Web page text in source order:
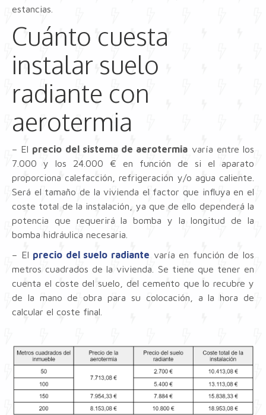
estancias.
Cuánto cuesta
instalar suelo
radiante con
aerotermia
– El precio del sistema de aerotermia varía entre los
7.000 y los 24.000 € en función de si el aparato
proporciona calefacción, refrigeración y/o agua caliente.
Será el tamaño de la vivienda el factor que influya en el
coste total de la instalación, ya que de ello dependerá la
potencia que requerirá la bomba y la longitud de la
bomba hidráulica necesaria.
– El precio del suelo radiante varía en función de los
metros cuadrados de la vivienda. Se tiene que tener en
cuenta el coste del suelo, del cemento que lo recubre y
de la mano de obra para su colocación, a la hora de
calcular el coste final.